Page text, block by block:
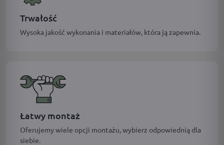
Trwałość
Wysoka jakość wykonania i materiałów, która ją zapewnia.
Łatwy montaż
Oferujemy wiele opcji montażu, wybierz odpowiednią dla
siebie.